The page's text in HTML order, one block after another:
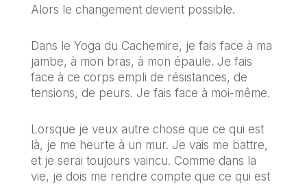
Alors le changement devient possible.
Dans le Yoga du Cachemire, je fais face à ma
jambe, à mon bras, à mon épaule. Je fais
face à ce corps empli de résistances, de
tensions, de peurs. Je fais face à moi-même.
Lorsque je veux autre chose que ce qui est
là, je me heurte à un mur. Je vais me battre,
et je serai toujours vaincu. Comme dans la
vie, je dois me rendre compte que ce qui est